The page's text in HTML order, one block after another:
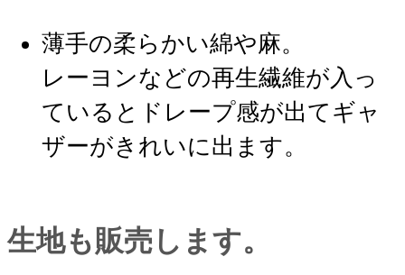
薄手の柔らかい綿や麻。
レーヨンなどの再生繊維が入っ
ているとドレープ感が出てギャ
ザーがきれいに出ます。
生地も販売します。